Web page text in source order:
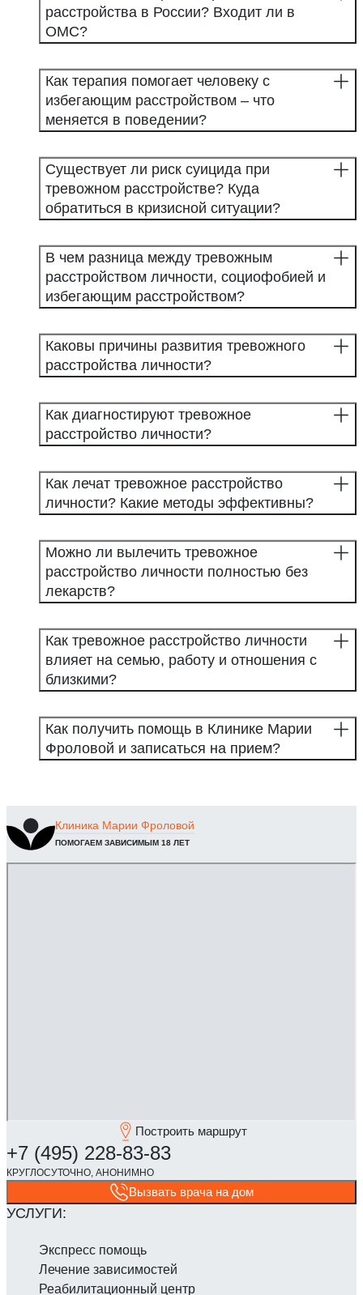
расстройства в России? Входит ли в
ОМС?
Как терапия помогает человеку с
избегающим расстройством – что
меняется в поведении?
Существует ли риск суицида при
тревожном расстройстве? Куда
обратиться в кризисной ситуации?
В чем разница между тревожным
расстройством личности, социофобией и
избегающим расстройством?
Каковы причины развития тревожного
расстройства личности?
Как диагностируют тревожное
расстройство личности?
Как лечат тревожное расстройство
личности? Какие методы эффективны?
Можно ли вылечить тревожное
расстройство личности полностью без
лекарств?
Как тревожное расстройство личности
влияет на семью, работу и отношения с
близкими?
Как получить помощь в Клинике Марии
Фроловой и записаться на прием?
Клиника Марии Фроловой
ПОМОГАЕМ ЗАВИСИМЫМ 18 ЛЕТ
Построить маршрут
Вызвать врача на дом
Экспресс помощь
Лечение зависимостей
Реабилитаци­онный центр